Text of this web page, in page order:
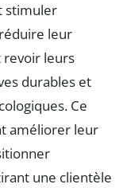
stimuler
réduire leur
revoir leurs
durables et
Ce
améliorer leur
une clientèle